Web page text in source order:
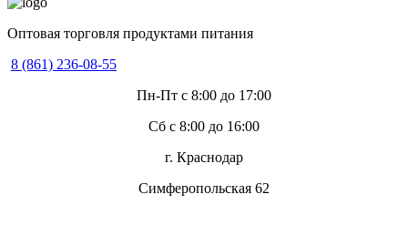
Оптовая торговля продуктами питания
8 (861) 236-08-55
Пн-Пт с 8:00 до 17:00
Сб с 8:00 до 16:00
г. Краснодар
Симферопольская 62